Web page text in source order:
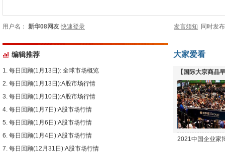
用户名： 新华08网友 快速登录 发言须知 同时发
编辑推荐
每日回顾(1月13日): 全球市场概览
每日回顾(1月13日):A股市场行情
每日回顾(1月10日):A股市场行情
每日回顾(1月7日):A股市场行情
每日回顾(1月6日):A股市场行情
每日回顾(1月4日):A股市场行情
每日回顾(12月31日):A股市场行情
大家爱看
【国际大宗商品
下跌
2021中国企业家